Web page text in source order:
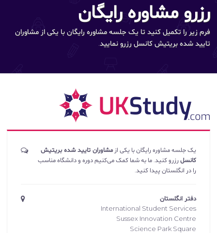
رزرو مشاوره رایگان
فرم زیر را تکمیل کنید تا یک جلسه مشاوره رایگان با یکی از مشاوران
تایید شده بریتیش کانسل رزرو نمایید.
یک جلسه مشاوره رایگان با یکی ازمشاوران تایید شده بریتیش
کانسلرزرو کنید. ما به شما کمک می‌کنیم دوره و دانشگاه مناسب
را در انگلستان پیدا کنید.
دفتر انگلستان
International Student Services
Sussex Innovation Centre
Science Park Square